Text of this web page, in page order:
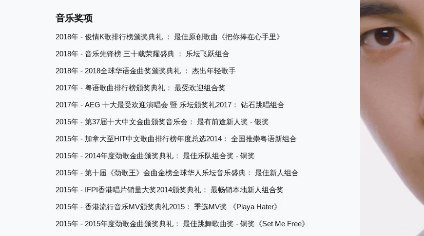
音乐奖项
2018年 - 俊情K歌排行榜颁奖典礼 ： 最佳原创歌曲 《把你捧在心手里》
2018年 - 音乐先锋榜 三十载荣耀盛典 ： 乐坛飞跃组合
2018年 - 2018全球华语金曲奖颁奖典礼 ： 杰出年轻歌手
2017年 - 粤语歌曲排行榜颁奖典礼： 最受欢迎组合奖
2017年 - AEG 十大最受欢迎演唱会 暨 乐坛颁奖礼2017 ： 钻石跳唱组合
2015年 - 第37届十大中文金曲颁奖音乐会： 最有前途新人奖 - 银奖
2015年 - 加拿大至HIT中文歌曲排行榜年度总选2014 ： 全国推崇粤语新组合
2015年 - 2014年度劲歌金曲颁奖典礼： 最佳乐队组合奖 - 铜奖
2015年 - 第十届《劲歌王》金曲金榜全球华人乐坛音乐盛典： 最佳新人组合
2015年 - IFPI香港唱片销量大奖2014颁奖典礼： 最畅销本地新人组合奖
2015年 - 香港流行音乐MV颁奖典礼2015 ： 季选MV奖 《Playa Hater》
2015年 - 2015年度劲歌金曲颁奖典礼： 最佳跳舞歌曲奖 - 铜奖《Set Me Free》